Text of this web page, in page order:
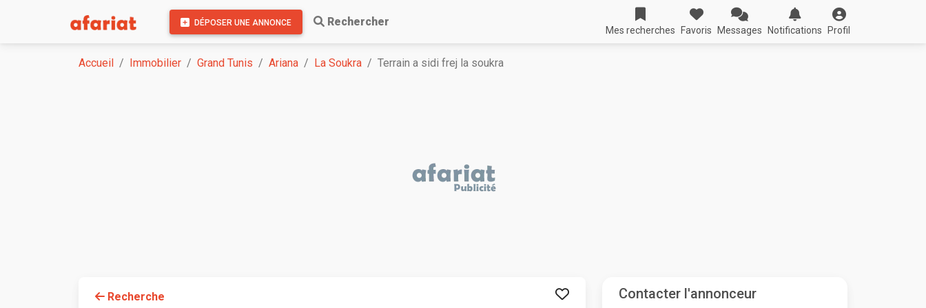
DÉPOSER UNE ANNONCE Rechercher
Mes recherches Favoris Messages Notifications Profil
Accueil Immobilier Grand Tunis Ariana La Soukra Terrain a sidi frej la soukra
Recherche Contacter l'annonceur